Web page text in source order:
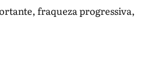
dieta restritiva e
fraqueza progressiva,